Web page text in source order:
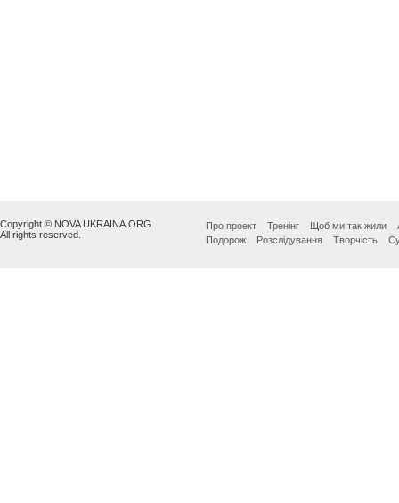
Copyright © NOVA UKRAINA.ORG
All rights reserved.
Про проект Тренінг Щоб ми так жили
Подорож
Розслідування Творчість